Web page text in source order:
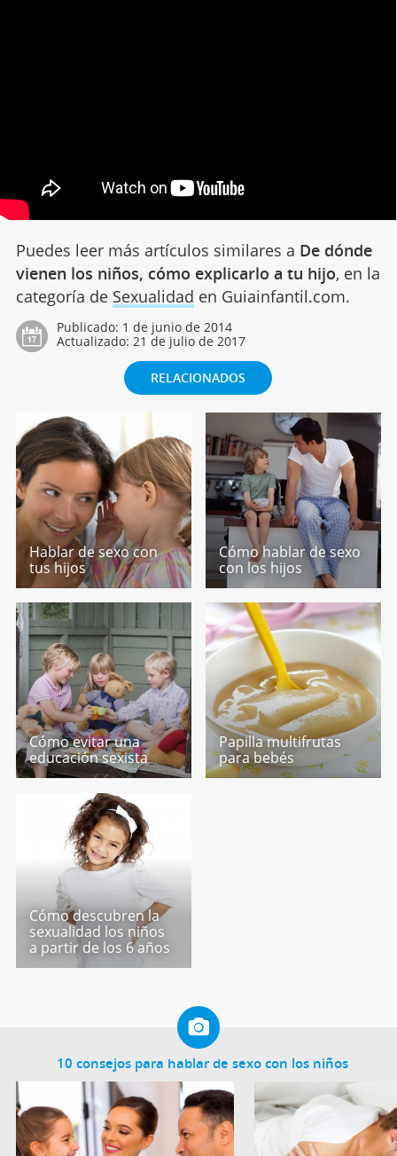
Puedes leer más artículos similares a De dónde
vienen los niños, cómo explicarlo a tu hijo, en la
categoría de Sexualidad en Guiainfantil.com.
Publicado: 1 de junio de 2014
Actualizado: 21 de julio de 2017
RELACIONADOS
Hablar de sexo con
tus hijos
Cómo hablar de sexo
con los hijos
Cómo evitar una
educación sexista
Papilla multifrutas
para bebés
Cómo descubren la
sexualidad los niños
a partir de los 6 años
10 consejos para hablar de sexo con los niños